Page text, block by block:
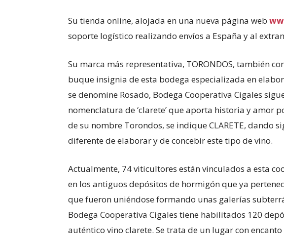
Su tienda online, alojada en una nueva página web
soporte logístico realizando envíos a España y al
Su marca más representativa, TORONDOS, también
buque insignia de esta bodega especializada en
se denomine Rosado, Bodega Cooperativa Cigales
nomenclatura de ‘clarete’ que aporta historia y amor
de su nombre Torondos, se indique CLARETE, dando
diferente de elaborar y de concebir este tipo de vino.
Actualmente, 74 viticultores están vinculados a esta
en los antiguos depósitos de hormigón que ya
que fueron uniéndose formando unas galerías
Bodega Cooperativa Cigales tiene habilitados 120
auténtico vino clarete. Se trata de un lugar con